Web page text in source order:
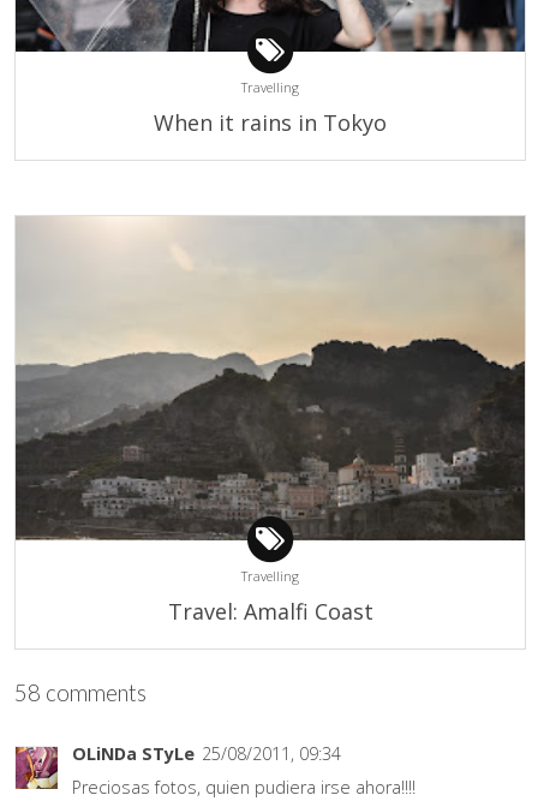
Travelling
When it rains in Tokyo
Travelling
Travel: Amalfi Coast
58 comments
OLiNDa STyLe 25/08/2011, 09:34
Preciosas fotos, quien pudiera irse ahora!!!!